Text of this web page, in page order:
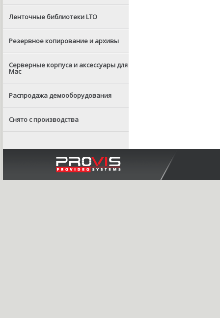
Ленточные библиотеки LTO
Резервное копирование и архивы
Серверные корпуса и аксессуары для
Mac
Распродажа демооборудования
Снято с производства